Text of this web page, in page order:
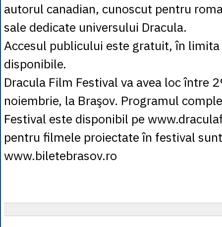
autorul canadian, cunoscut pentru
sale dedicate universului Dracula.
Accesul publicului este gratuit, în
disponibile.
Dracula Film Festival va avea loc între
noiembrie, la Braşov. Programul
Festival este disponibil pe
pentru filmele proiectate în festival
www.biletebrasov.ro